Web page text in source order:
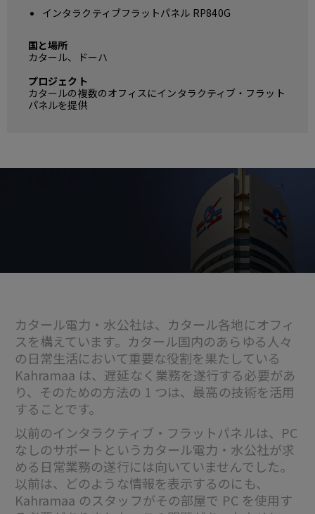
インタラクティブフラットパネル RP840G
国と場所
カタール、ドーハ
プロジェクト
カタールの複数のオフィスにインタラクティブ・フラット
パネルを提供
カタール電力・水公社は、カタール各地にオフィ
スを構えています。カタール国内のあらゆる人々
の日常生活において重要な役割を果たしている
Kahramaa は、遅延なく業務を遂行する必要があ
り、そのための方法の 1 つは、最高の技術を活用
することです。
以前のインタラクティブ・フラットパネルは、PC
なしのサポートというカタール電力・水公社が求
める日常業務の遂行には向いていませんでした。
以前は、どのような情報を表示するのにも、
Kahramaa のスタッフがその部屋で PC を使用す